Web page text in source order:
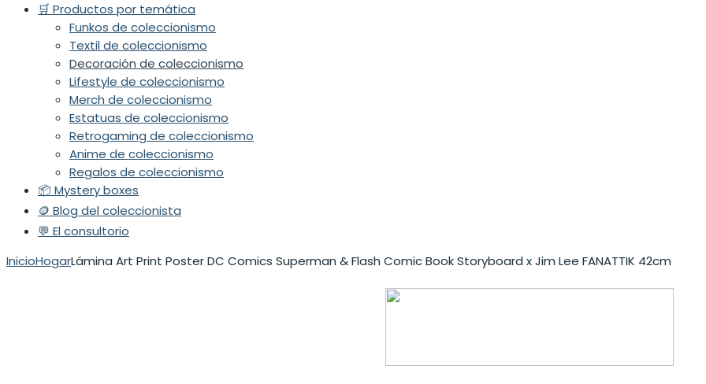
🛒 Productos por temática
Funkos de coleccionismo
Textil de coleccionismo
Decoración de coleccionismo
Lifestyle de coleccionismo
Merch de coleccionismo
Estatuas de coleccionismo
Retrogaming de coleccionismo
Anime de coleccionismo
Regalos de coleccionismo
📦 Mystery boxes
🪙 Blog del coleccionista
💬 El consultorio
InicioHogarLámina Art Print Poster DC Comics Superman & Flash Comic Book Storyboard x Jim Lee FANATTIK 42cm